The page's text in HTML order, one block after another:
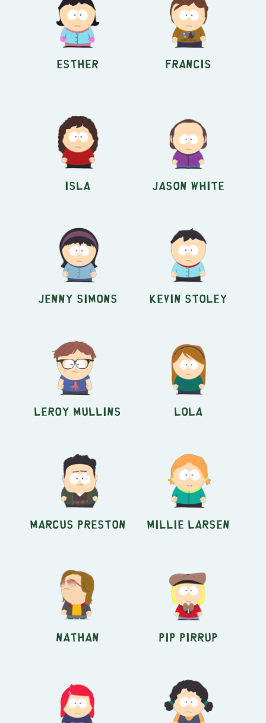
Esther Francis
Isla Jason White
Jenny Simons Kevin Stoley
Leroy Mullins Lola
Marcus Preston Millie Larsen
Nathan Pip Pirrup